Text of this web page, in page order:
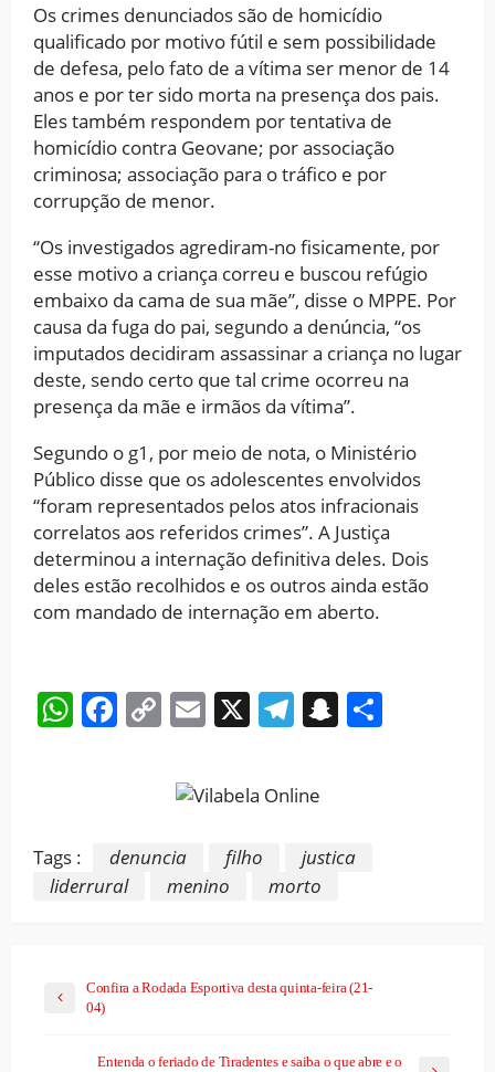
Os crimes denunciados são de homicídio
qualificado por motivo fútil e sem possibilidade
de defesa, pelo fato de a vítima ser menor de 14
anos e por ter sido morta na presença dos pais.
Eles também respondem por tentativa de
homicídio contra Geovane; por associação
criminosa; associação para o tráfico e por
corrupção de menor.
“Os investigados agrediram-no fisicamente, por
esse motivo a criança correu e buscou refúgio
embaixo da cama de sua mãe”, disse o MPPE. Por
causa da fuga do pai, segundo a denúncia, “os
imputados decidiram assassinar a criança no lugar
deste, sendo certo que tal crime ocorreu na
presença da mãe e irmãos da vítima”.
Segundo o g1, por meio de nota, o Ministério
Público disse que os adolescentes envolvidos
“foram representados pelos atos infracionais
correlatos aos referidos crimes”. A Justiça
determinou a internação definitiva deles. Dois
deles estão recolhidos e os outros ainda estão
com mandado de internação em aberto.
WhatsApp
Facebook
CopyEmail
X Telegram
Snapchat
Tags : denuncia filho
justica
liderrural
menino morto
Confira a Rodada Esportiva desta quinta-feira (21-
04)
Entenda o feriado de Tiradentes e saiba o que abre e o